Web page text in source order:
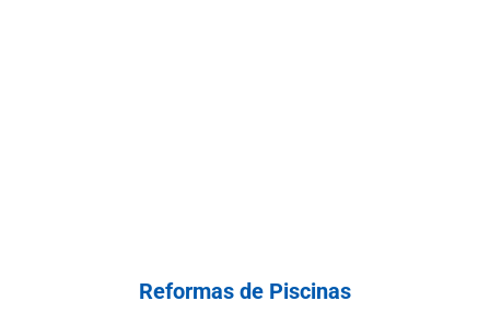
Reformas de Piscinas